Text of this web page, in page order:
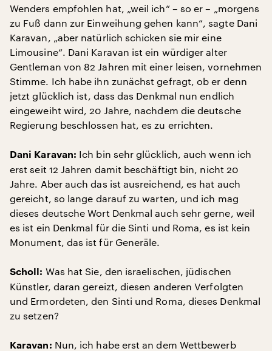
Wenders empfohlen hat, „weil ich“ – so er – „morgens
zu Fuß dann zur Einweihung gehen kann“, sagte Dani
Karavan, „aber natürlich schicken sie mir eine
Limousine“. Dani Karavan ist ein würdiger alter
Gentleman von 82 Jahren mit einer leisen, vornehmen
Stimme. Ich habe ihn zunächst gefragt, ob er denn
jetzt glücklich ist, dass das Denkmal nun endlich
eingeweiht wird, 20 Jahre, nachdem die deutsche
Regierung beschlossen hat, es zu errichten.
Dani Karavan: Ich bin sehr glücklich, auch wenn ich
erst seit 12 Jahren damit beschäftigt bin, nicht 20
Jahre. Aber auch das ist ausreichend, es hat auch
gereicht, so lange darauf zu warten, und ich mag
dieses deutsche Wort Denkmal auch sehr gerne, weil
es ist ein Denkmal für die Sinti und Roma, es ist kein
Monument, das ist für Generäle.
Scholl: Was hat Sie, den israelischen, jüdischen
Künstler, daran gereizt, diesen anderen Verfolgten
und Ermordeten, den Sinti und Roma, dieses Denkmal
zu setzen?
Karavan: Nun, ich habe erst an dem Wettbewerb